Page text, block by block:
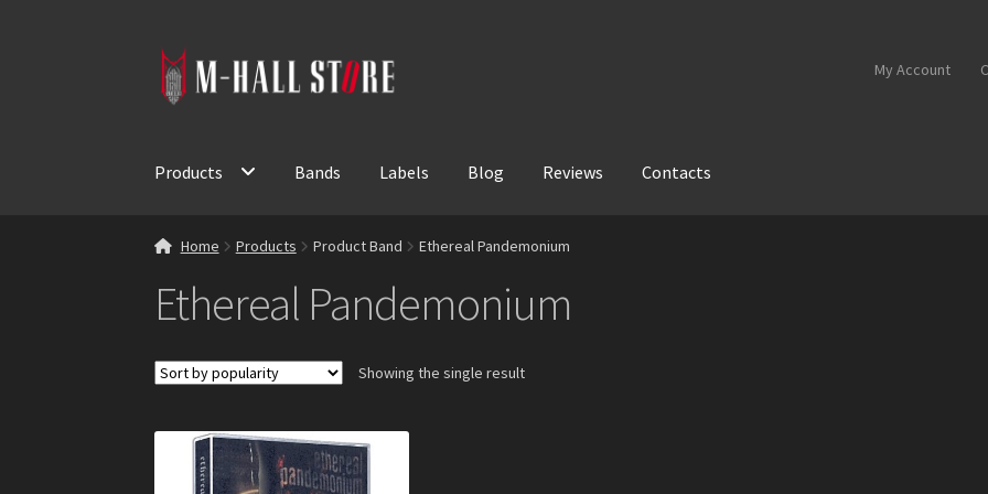
Skip
to
Skip
to
My Account
Products Bands Labels Blog Reviews Contacts
Home Products Product Band Ethereal Pandemonium
Ethereal Pandemonium
Showing the single result